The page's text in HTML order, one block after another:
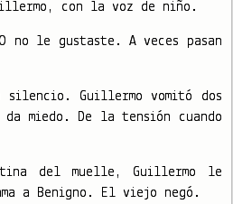
con la voz de niño.
no le gustaste. A veces pasan
Guillermo vomitó dos
miedo. De la tensión cuando
del muelle, Guillermo le
a Benigno. El viejo negó.